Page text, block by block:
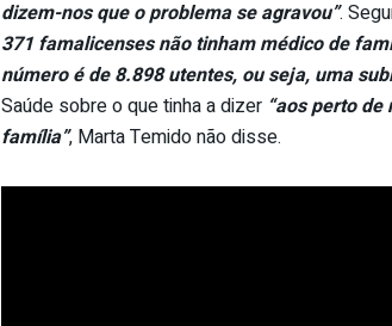
dizem-nos que o problema se agravou”.
371 famalicenses não tinham médico de
número é de 8.898 utentes, ou seja, uma
Saúde sobre o que tinha a dizer “aos perto
família”, Marta Temido não disse.